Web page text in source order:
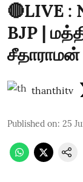
🔴LIVE :
BJP |
சீதாராமன்
thanthitv
Published on: 25